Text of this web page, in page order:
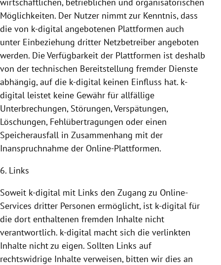
Möglichkeiten. Der Nutzer nimmt zur Kenntnis, dass
die von k-digital angebotenen Plattformen auch
unter Einbeziehung dritter Netzbetreiber angeboten
werden. Die Verfügbarkeit der Plattformen ist deshalb
von der technischen Bereitstellung fremder Dienste
abhängig, auf die k-digital keinen Einfluss hat. k-
digital leistet keine Gewähr für allfällige
Unterbrechungen, Störungen, Verspätungen,
Löschungen, Fehlübertragungen oder einen
Speicherausfall in Zusammenhang mit der
Inanspruchnahme der Online-Plattformen.
6. Links
Soweit k-digital mit Links den Zugang zu Online-
Services dritter Personen ermöglicht, ist k-digital für
die dort enthaltenen fremden Inhalte nicht
verantwortlich. k-digital macht sich die verlinkten
Inhalte nicht zu eigen. Sollten Links auf
rechtswidrige Inhalte verweisen, bitten wir dies an